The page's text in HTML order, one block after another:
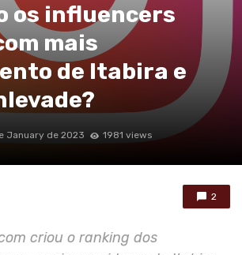
os influencers
mais
de Itabira e
January de 2023 1981 views
2
criou o ranking dos